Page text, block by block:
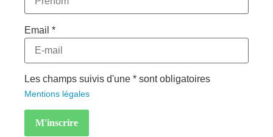
Email *
Les champs suivis d'une * sont obligatoires
Mentions légales